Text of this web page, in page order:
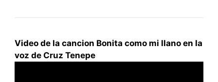
Video de la cancion Bonita como mi llano en la
voz de Cruz Tenepe